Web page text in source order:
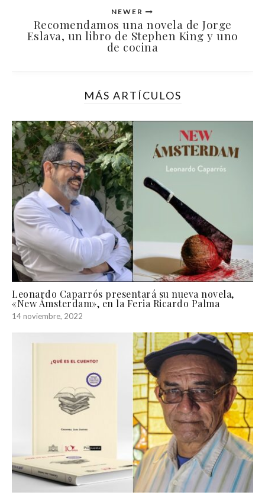
NEWER
Recomendamos una novela de Jorge
Eslava, un libro de Stephen King y uno
de cocina
MÁS ARTÍCULOS
Leonardo Caparrós presentará su nueva novela,
«New Ámsterdam», en la Feria Ricardo Palma
14 noviembre, 2022